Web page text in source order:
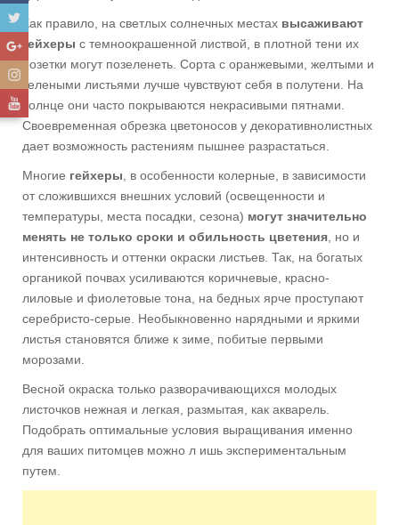
Как правило, на светлых солнечных местах высаживают
гейхеры с темноокрашенной листвой, в плотной тени их
розетки могут позеленеть. Сорта с оранжевыми, желтыми и
зелеными листьями лучше чувствуют себя в полутени. На
солнце они часто покрываются некрасивыми пятнами.
Своевременная обрезка цветоносов у декоративнолистных
дает возможность растениям пышнее разрастаться.
Многие гейхеры , в особенности колерные, в зависимости
от сложившихся внешних условий (освещенности и
температуры, места посадки, сезона) могут значительно
менять не только сроки и обильность цветения , но и
интенсивность и оттенки окраски листьев. Так, на богатых
органикой почвах усиливаются коричневые, красно-
лиловые и фиолетовые тона, на бедных ярче проступают
серебристо-серые. Необыкновенно нарядными и яркими
листья становятся ближе к зиме, побитые первыми
морозами.
Весной окраска только разворачивающихся молодых
листочков нежная и легкая, размытая, как акварель.
Подобрать оптимальные условия выращивания именно
для ваших питомцев можно л ишь экспериментальным
путем.